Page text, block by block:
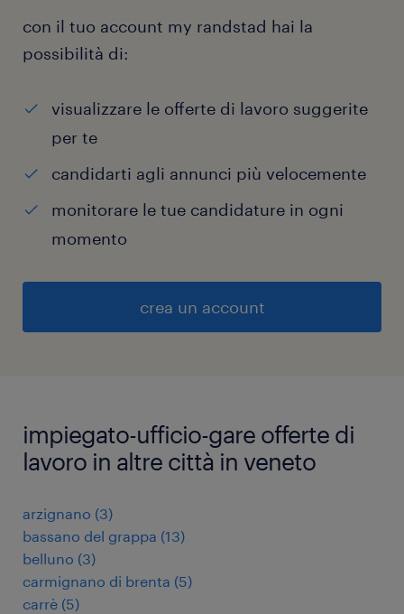
con il tuo account my randstad hai la
possibilità di:
visualizzare le offerte di lavoro suggerite
per te
candidarti agli annunci più velocemente
monitorare le tue candidature in ogni
momento
crea un account
impiegato-ufficio-gare offerte di
lavoro in altre città in veneto
arzignano (3)
bassano del grappa (13)
belluno (3)
carmignano di brenta (5)
carrè (5)